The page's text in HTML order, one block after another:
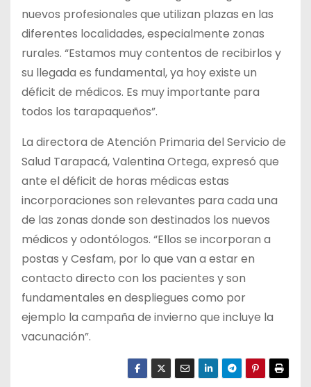
nuevos profesionales que utilizan plazas en las
diferentes localidades, especialmente zonas
rurales. “Estamos muy contentos de recibirlos y
su llegada es fundamental, ya hoy existe un
déficit de médicos. Es muy importante para
todos los tarapaqueños”.
La directora de Atención Primaria del Servicio de
Salud Tarapacá, Valentina Ortega, expresó que
ante el déficit de horas médicas estas
incorporaciones son relevantes para cada una
de las zonas donde son destinados los nuevos
médicos y odontólogos. “Ellos se incorporan a
postas y Cesfam, por lo que van a estar en
contacto directo con los pacientes y son
fundamentales en despliegues como por
ejemplo la campaña de invierno que incluye la
vacunación”.